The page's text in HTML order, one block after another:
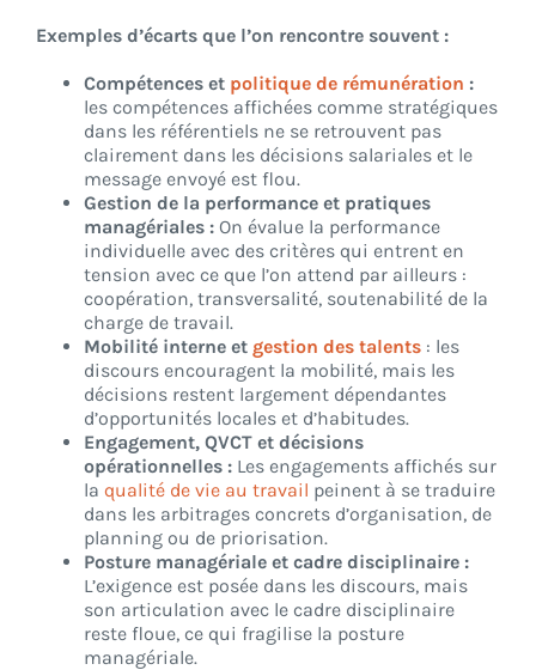
Exemples d’écarts que l’on rencontre souvent :
Compétences et politique de rémunération :
les compétences affichées comme stratégiques
dans les référentiels ne se retrouvent pas
clairement dans les décisions salariales et le
message envoyé est flou.
Gestion de la performance et pratiques
managériales : On évalue la performance
individuelle avec des critères qui entrent en
tension avec ce que l’on attend par ailleurs :
coopération, transversalité, soutenabilité de la
charge de travail.
Mobilité interne et gestion des talents : les
discours encouragent la mobilité, mais les
décisions restent largement dépendantes
d’opportunités locales et d’habitudes.
Engagement, QVCT et décisions
opérationnelles : Les engagements affichés sur
la qualité de vie au travail peinent à se traduire
dans les arbitrages concrets d’organisation, de
planning ou de priorisation.
Posture managériale et cadre disciplinaire :
L’exigence est posée dans les discours, mais
son articulation avec le cadre disciplinaire
reste floue, ce qui fragilise la posture
managériale.